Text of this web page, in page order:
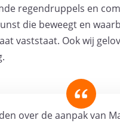
regendruppels en
die beweegt en
vaststaat. Ook wij
over de aanpak van